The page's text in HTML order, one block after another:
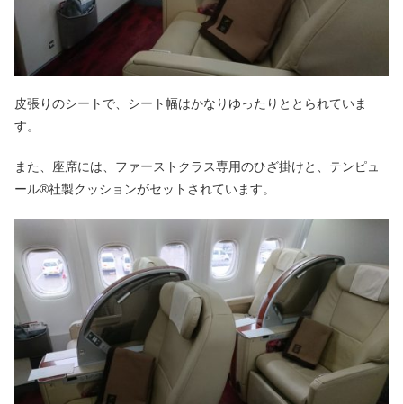
皮張りのシートで、シート幅はかなりゆったりととられていま
す。
また、座席には、ファーストクラス専用のひざ掛けと、テンピュ
ール®社製クッションがセットされています。